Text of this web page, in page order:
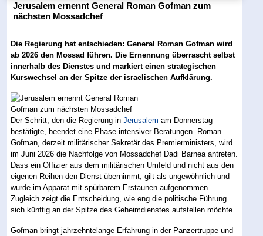
Jerusalem ernennt General Roman Gofman zum
nächsten Mossadchef
Die Regierung hat entschieden: General Roman Gofman wird
ab 2026 den Mossad führen. Die Ernennung überrascht selbst
innerhalb des Dienstes und markiert einen strategischen
Kurswechsel an der Spitze der israelischen Aufklärung.
Der Schritt, den die Regierung inJerusalem am Donnerstag
bestätigte, beendet eine Phase intensiver Beratungen. Roman
Gofman, derzeit militärischer Sekretär des Premierministers, wird
im Juni 2026 die Nachfolge von Mossadchef Dadi Barnea antreten.
Dass ein Offizier aus dem militärischen Umfeld und nicht aus den
eigenen Reihen den Dienst übernimmt, gilt als ungewöhnlich und
wurde im Apparat mit spürbarem Erstaunen aufgenommen.
Zugleich zeigt die Entscheidung, wie eng die politische Führung
sich künftig an der Spitze des Geheimdienstes aufstellen möchte.
Gofman bringt jahrzehntelange Erfahrung in der Panzertruppe und